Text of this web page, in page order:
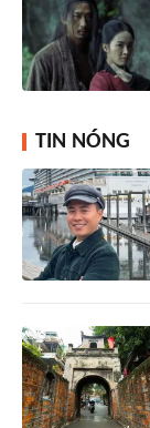
TIN NÓNG